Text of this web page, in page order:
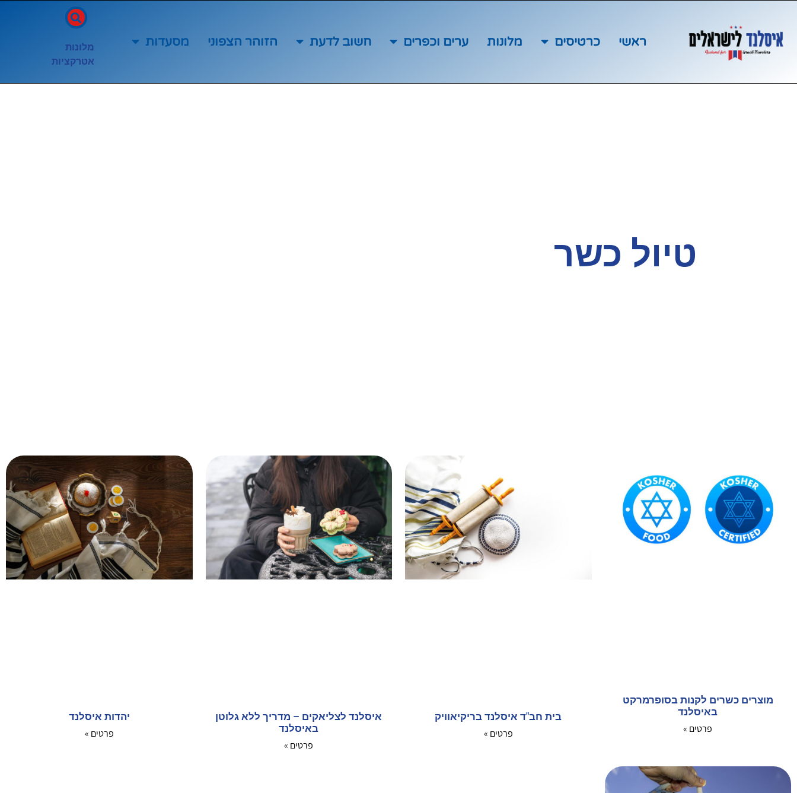
ראשי כרטיסים מלונות ערים וכפרים חשוב לדעת הזוהר הצפוני מסעדות
מלונות
אטרקציות
טיול כשר
מוצרים כשרים לקנות בסופרמרקט
באיסלנד
פרטים »
בית חב"ד איסלנד בריקיאוויק
פרטים »
איסלנד לצליאקים – מדריך ללא גלוטן
באיסלנד
פרטים »
יהדות איסלנד
פרטים »